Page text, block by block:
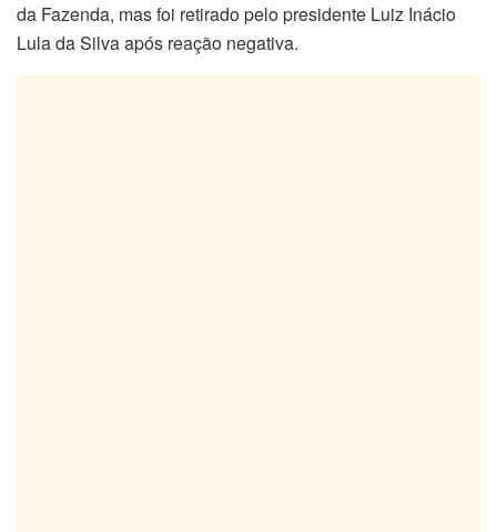
da Fazenda, mas foi retirado pelo presidente Luiz Inácio
Lula da Silva após reação negativa.